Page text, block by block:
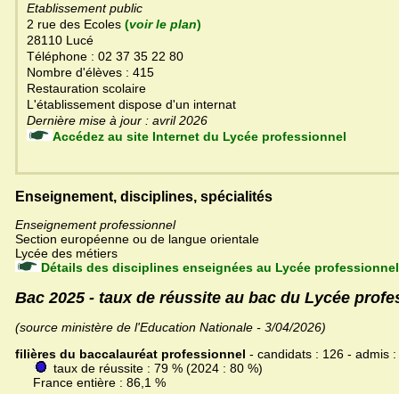
Etablissement public
2 rue des Ecoles (voir le plan)
28110 Lucé
Téléphone : 02 37 35 22 80
Nombre d'élèves : 415
Restauration scolaire
L'établissement dispose d'un internat
Dernière mise à jour : avril 2026
Accédez au site Internet du Lycée professionnel
Enseignement, disciplines, spécialités
Enseignement professionnel
Section européenne ou de langue orientale
Lycée des métiers
Détails des disciplines enseignées au Lycée professionnel
Bac 2025 - taux de réussite au bac du Lycée
(source ministère de l'Education Nationale - 3/04/2026)
filières du baccalauréat professionnel - candidats : 126 - admis :
taux de réussite : 79 % (2024 : 80 %)
France entière : 86,1 %